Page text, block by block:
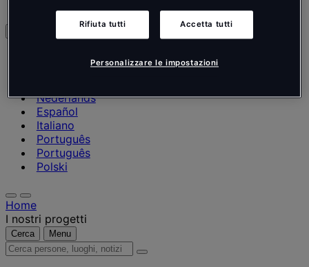
Nederlands
Español
Italiano
Português
Português
Polski
Home
I nostri progetti
Cerca Menu
Cerca
Rifiuta tutti Accetta tutti
Personalizzare le impostazioni